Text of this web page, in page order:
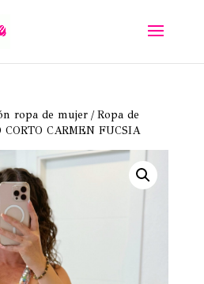
ropa de mujer/Ropa de
CORTO CARMEN FUCSIA